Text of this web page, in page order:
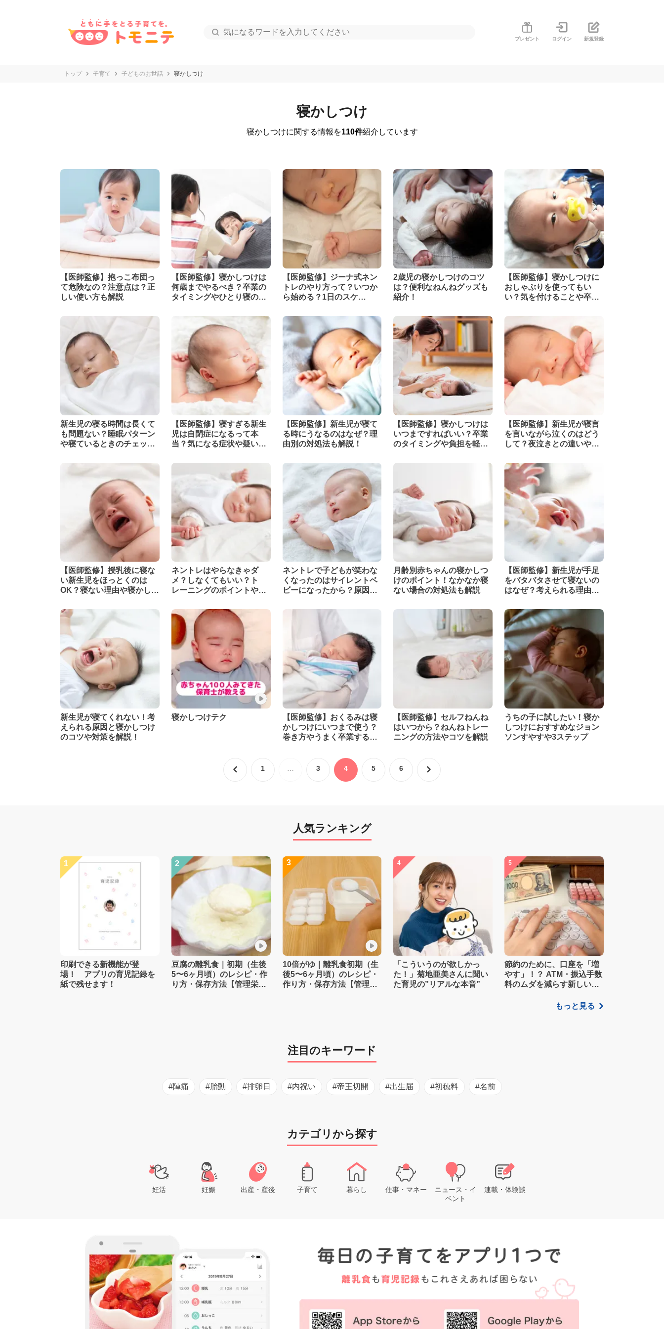
プレゼント ログイン 新規登録
トップ 子育て 子どものお世話 寝かしつけ
寝かしつけ
寝かしつけに関する情報を110件紹介しています
【医師監修】抱っこ布団っ
て危険なの？注意点は？正
しい使い方も解説
【医師監修】寝かしつけは
何歳までやるべき？卒業の
タイミングやひとり寝のコ
【医師監修】ジーナ式ネン
トレのやり方って？いつか
ら始める？1日のスケ
2歳児の寝かしつけのコツ
は？便利なねんねグッズも
紹介！
【医師監修】寝かしつけに
おしゃぶりを使ってもい
い？気を付けることや卒業
新生児の寝る時間は長くて
も問題ない？睡眠パターン
や寝ているときのチェック
【医師監修】寝すぎる新生
児は自閉症になるって本
当？気になる症状や疑いが
【医師監修】新生児が寝て
る時にうなるのはなぜ？理
由別の対処法も解説！
【医師監修】寝かしつけは
いつまですればいい？卒業
のタイミングや負担を軽減
【医師監修】新生児が寝言
を言いながら泣くのはどう
して？夜泣きとの違いや対
【医師監修】授乳後に寝な
い新生児をほっとくのは
OK？寝ない理由や寝かしつ
ネントレはやらなきゃダ
メ？しなくてもいい？ト
レーニングのポイントや進
ネントレで子どもが笑わな
くなったのはサイレントベ
ビーになったから？原因と
解説
月齢別赤ちゃんの寝かしつ
けのポイント！なかなか寝
ない場合の対処法も解説
【医師監修】新生児が手足
をバタバタさせて寝ないの
はなぜ？考えられる理由と
新生児が寝てくれない！考
えられる原因と寝かしつけ
のコツや対策を解説！
寝かしつけテク
【医師監修】おくるみは寝
かしつけにいつまで使う？
巻き方やうまく卒業する方
【医師監修】セルフねんね
はいつから？ねんねトレー
ニングの方法やコツを解説
うちの子に試したい！寝か
しつけにおすすめなジョン
ソンすやすや3ステップ
1 … 3 4 5 6
人気ランキング
1
印刷できる新機能が登
場！ アプリの育児記録を
紙で残せます！
2
豆腐の離乳食｜初期（生後
5〜6ヶ月頃）のレシピ・作
り方・保存方法【管理栄養
3
10倍がゆ｜離乳食初期（生
後5〜6ヶ月頃）のレシピ・
作り方・保存方法【管理栄
4
「こういうのが欲しかっ
た！」菊地亜美さんに聞い
た育児の”リアルな本音”
5
節約のために、口座を「増
やす」！？ ATM・振込手数
料のムダを減らす新しい家
もっと見る
注目のキーワード
#陣痛 #胎動 #排卵日 #内祝い #帝王切開 #出生届 #初穂料 #名前
カテゴリから探す
妊活 妊娠 出産・産後 子育て 暮らし 仕事・マネー
ニュース・イ
ベント
連載・体験談